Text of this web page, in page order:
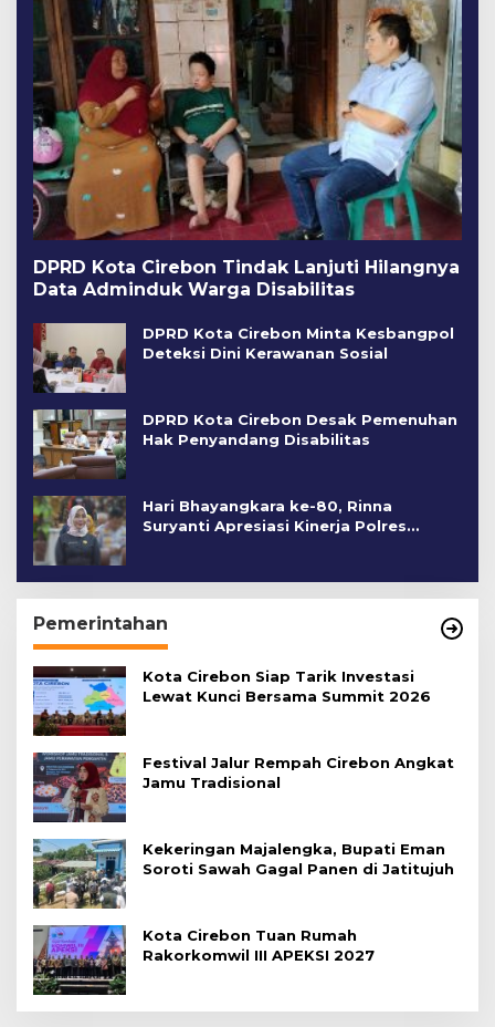
DPRD Kota Cirebon Tindak Lanjuti Hilangnya
Data Adminduk Warga Disabilitas
DPRD Kota Cirebon Minta Kesbangpol
Deteksi Dini Kerawanan Sosial
DPRD Kota Cirebon Desak Pemenuhan
Hak Penyandang Disabilitas
Hari Bhayangkara ke-80, Rinna
Suryanti Apresiasi Kinerja Polres
Pemerintahan
Kota Cirebon Siap Tarik Investasi
Lewat Kunci Bersama Summit 2026
Festival Jalur Rempah Cirebon Angkat
Jamu Tradisional
Kekeringan Majalengka, Bupati Eman
Soroti Sawah Gagal Panen di Jatitujuh
Kota Cirebon Tuan Rumah
Rakorkomwil III APEKSI 2027